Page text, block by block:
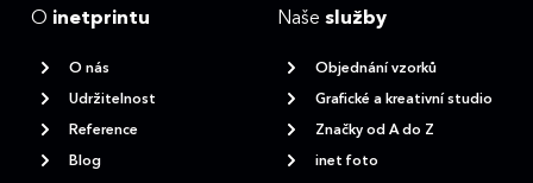
O inetprintu
O nás
Udržitelnost
Reference
Blog
Naše služby
Objednání vzorků
Grafické a kreativní studio
Značky od A do Z
inet foto